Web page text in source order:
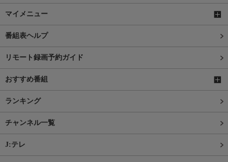
マイメニュー
番組表ヘルプ
リモート録画予約ガイド
おすすめ番組
ランキング
チャンネル一覧
J:テレ